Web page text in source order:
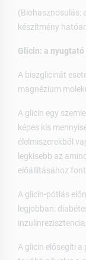
(Biohasznosulás:
készítmény
Glicin: a
A biszglicinát
magnézium
A glicin egy
képes kis
élelmiszerekből
legkisebb az
előállításához
A glicin-pótlás
legjobban:
A glicin elősegíti a